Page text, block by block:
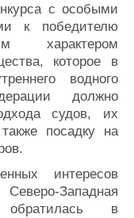
с особыми
к победителю
характером
которое в
водного
должно
судов, их
также посадку на
интересов
Западная
обратилась в